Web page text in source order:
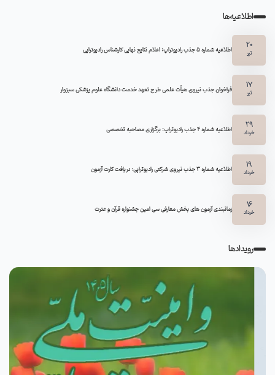
اطلاعیه‌ها
20
تیر اطلاعیه شماره 5 جذب رادیوتراپ: اعلام نتایج نهایی کارشناس رادیوتراپی
17
تیر فراخوان جذب نیروی هیأت علمی طرح تعهد خدمت دانشگاه علوم پزشکی سبزوار
29
خرداد اطلاعیه شماره ۴ جذب رادیوتراپ: برگزاری مصاحبه تخصصی
19
خرداد اطلاعیه شماره 3 جذب نیروی شرکتی رادیوتراپی: دریافت کارت آزمون
16
خرداد زمانبندی آزمون های بخش معارفی سی امین جشنواره قرآن و عترت
رویدادها